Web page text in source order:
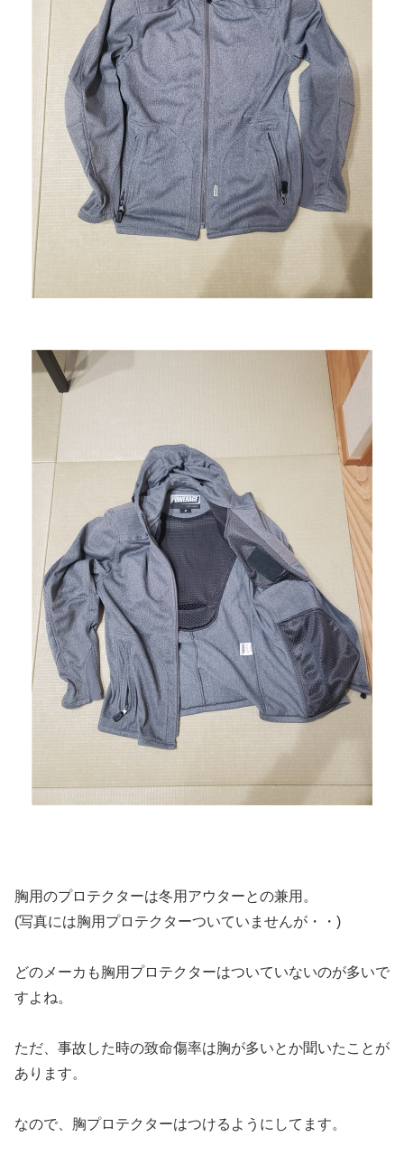
胸用のプロテクターは冬用アウターとの兼用。
(写真には胸用プロテクターついていませんが・・)
どのメーカも胸用プロテクターはついていないのが多いで
すよね。
ただ、事故した時の致命傷率は胸が多いとか聞いたことが
あります。
なので、胸プロテクターはつけるようにしてます。